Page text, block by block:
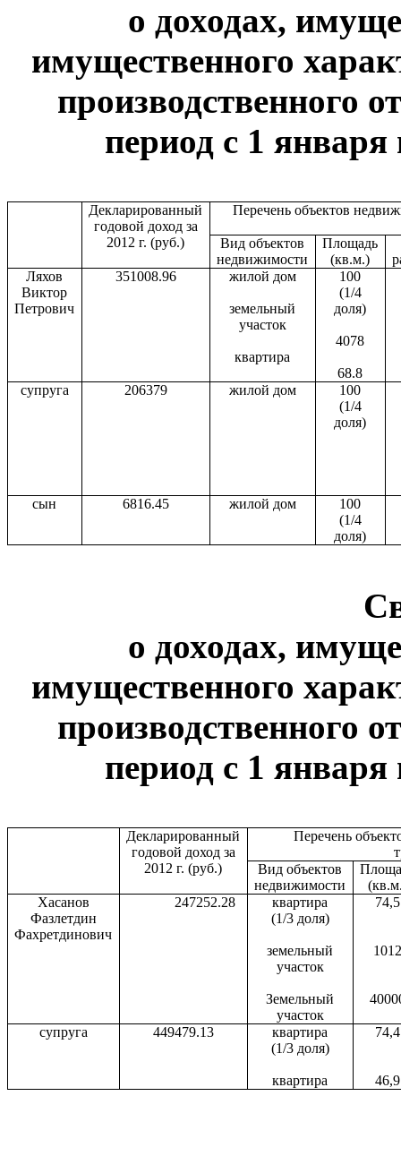
о доходах,
имущественного
производственного
период с 1 января
Декларированный
годовой доход за
2012 г. (руб.)
Перечень объектов
Вид объектов
недвижимости
Площадь
(кв.м.)
Ляхов
Виктор
Петрович
351008.96 жилой дом
земельный
участок
квартира
100
(1/4
доля)
4078
68.8
супруга
206379 жилой дом
100
(1/4
доля)
сын 6816.45 жилой дом
100
(1/4
доля)
о доходах,
имущественного
производственного
период с 1 января
Декларированный
годовой доход за
2012 г. (руб.)
Перечень
Вид объектов
недвижимости
Хасанов
Фазлетдин
Фахретдинович
247252.28
квартира
(1/3 доля)
земельный
участок
Земельный
участок
74,5
супруга 449479.13
квартира
(1/3 доля)
квартира
74,4
46,9